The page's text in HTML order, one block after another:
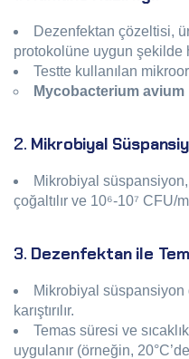
Dezenfektan çözeltisi,
protokolüne uygun şekilde
Testte kullanılan
Mycobacterium avium
2. Mikrobiyal
Mikrobiyal
çoğaltılır ve 10⁶-10⁷ CFU/
3. Dezenfektan ile
Mikrobiyal
karıştırılır.
Temas süresi ve
uygulanır (örneğin,